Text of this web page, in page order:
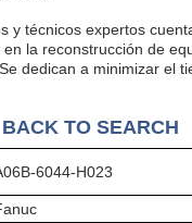
y técnicos expertos
la reconstrucción de
dedican a minimizar el
BACK TO SEARCH
6044-H023